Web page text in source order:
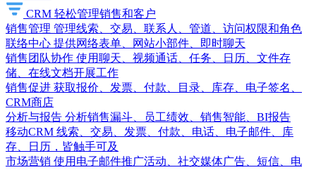
CRM 轻松管理销售和客户
销售管理 管理线索、交易、联系人、管道、访问权限和角色
联络中心 提供网络表单、网站小部件、即时聊天
销售团队协作 使用聊天、视频通话、任务、日历、文件存
储、在线文档开展工作
销售促进 获取报价、发票、付款、目录、库存、电子签名、
CRM商店
分析与报告 分析销售漏斗、员工绩效、销售智能、BI报告
移动CRM 线索、交易、发票、付款、电话、电子邮件、库
存、日历，皆触手可及
市场营销 使用电子邮件推广活动、社交媒体广告、短信、电